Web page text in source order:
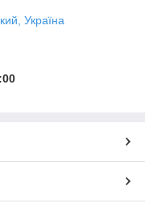
Україна